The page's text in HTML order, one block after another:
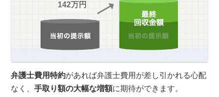
142万円
弁護士費用特約があれば弁護士費用が差し引かれる心配
なく、手取り額の大幅な増額に期待ができます。